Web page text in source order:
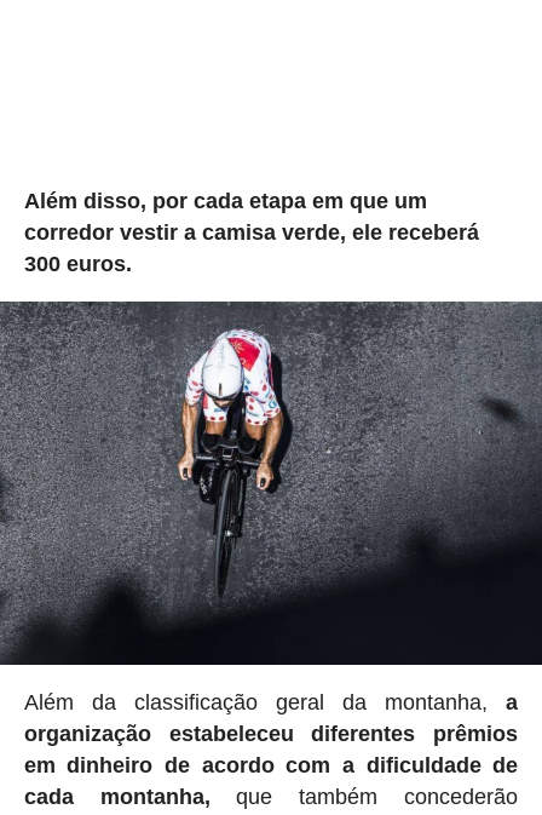
Além disso, por cada etapa em que um
corredor vestir a camisa verde, ele receberá
300 euros.
Além da classificação geral da montanha,a
organização estabeleceu
diferentes prêmios
em dinheiro de acordo com a dificuldade de
cada montanha, que também concederão